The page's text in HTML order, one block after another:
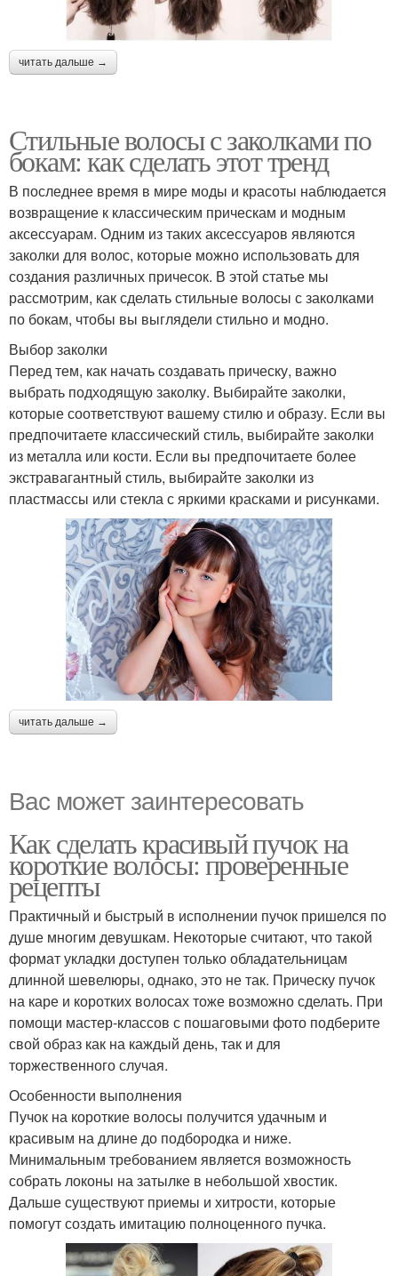
читать дальше →
Стильные волосы с заколками по
бокам: как сделать этот тренд
В последнее время в мире моды и красоты наблюдается
возвращение к классическим прическам и модным
аксессуарам. Одним из таких аксессуаров являются
заколки для волос, которые можно использовать для
создания различных причесок. В этой статье мы
рассмотрим, как сделать стильные волосы с заколками
по бокам, чтобы вы выглядели стильно и модно.
Выбор заколки
Перед тем, как начать создавать прическу, важно
выбрать подходящую заколку. Выбирайте заколки,
которые соответствуют вашему стилю и образу. Если вы
предпочитаете классический стиль, выбирайте заколки
из металла или кости. Если вы предпочитаете более
экстравагантный стиль, выбирайте заколки из
пластмассы или стекла с яркими красками и рисунками.
читать дальше →
Вас может заинтересовать
Как сделать красивый пучок на
короткие волосы: проверенные
рецепты
Практичный и быстрый в исполнении пучок пришелся по
душе многим девушкам. Некоторые считают, что такой
формат укладки доступен только обладательницам
длинной шевелюры, однако, это не так. Прическу пучок
на каре и коротких волосах тоже возможно сделать. При
помощи мастер-классов с пошаговыми фото подберите
свой образ как на каждый день, так и для
торжественного случая.
Особенности выполнения
Пучок на короткие волосы получится удачным и
красивым на длине до подбородка и ниже.
Минимальным требованием является возможность
собрать локоны на затылке в небольшой хвостик.
Дальше существуют приемы и хитрости, которые
помогут создать имитацию полноценного пучка.